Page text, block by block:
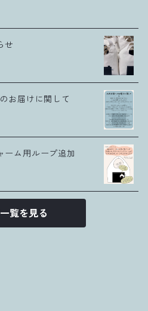
せ
お届けに関して
ーム用ループ追加
覧を見る